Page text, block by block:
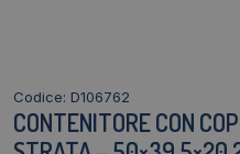
Codice: D106762
CONTENITORE CON